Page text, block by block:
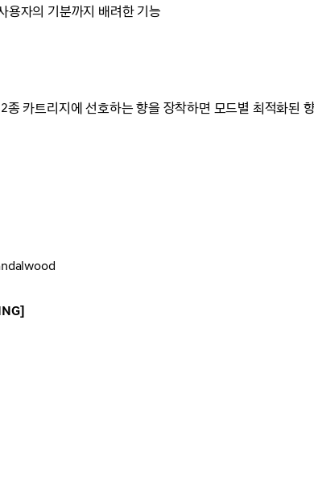
용자의 기분까지 배려한 기능
2종 카트리지에선호하는 향을 장착하면 모드별 최적화된